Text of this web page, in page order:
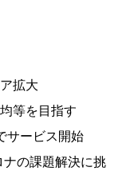
拡大
等を目指す
サービス開始
ナの課題解決に挑